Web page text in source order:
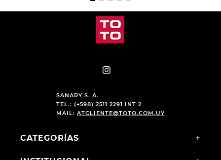
SANARY S. A.
TEL.: (+598) 2511 2291 INT 2
MAIL: ATCLIENTE@TOTO.COM.UY
CATEGORÍAS +